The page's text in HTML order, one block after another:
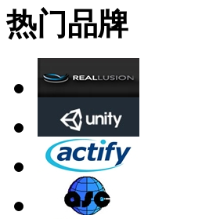
热门品牌